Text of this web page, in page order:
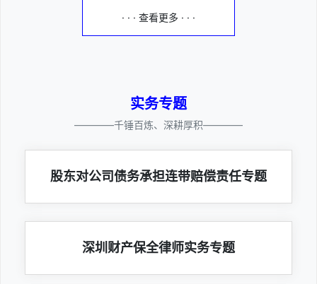
· · · 查看更多 · · ·
实务专题
————千锤百炼、深耕厚积————
股东对公司债务承担连带赔偿责任专题
深圳财产保全律师实务专题